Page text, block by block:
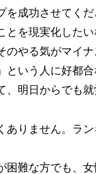
成功させてくだ
とを現実化した
やる気がマイ
という人に好都
明日からでも
ありません。ラ
困難な方でも、